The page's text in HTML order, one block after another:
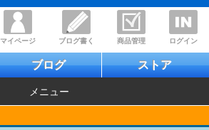
マイページ ブログ書く 商品管理 ログイン
ブログ ストア
メニュー